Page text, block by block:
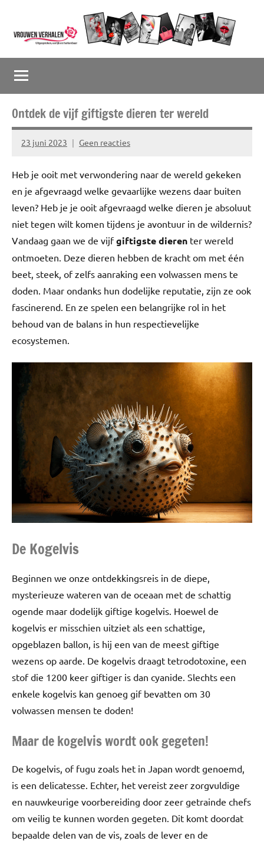
inhoud
springen
Vrouwenverhalen
en
herkenbaar
Ontdek de vijf giftigste dieren ter wereld
23 juni 2023
Marion
Geen reacties
Heb je ooit met verwondering naar de wereld gekeken
en je afgevraagd welke gevaarlijke wezens daar buiten
leven? Heb je je ooit afgevraagd welke dieren je absoluut
niet tegen wilt komen tijdens je avontuur in de wildernis?
Vandaag gaan we de vijfgiftigste dieren ter wereld
ontmoeten. Deze dieren hebben de kracht om met één
beet, steek, of zelfs aanraking een volwassen mens te
doden. Maar ondanks hun dodelijke reputatie, zijn ze ook
fascinerend. En ze spelen een belangrijke rol in het
behoud van de balans in hun respectievelijke
ecosystemen.
De Kogelvis
Beginnen we onze ontdekkingsreis in de diepe,
mysterieuze wateren van de oceaan met de schattig
ogende maar dodelijk giftige kogelvis. Hoewel de
kogelvis er misschien uitziet als een schattige,
opgeblazen ballon, is hij een van de meest giftige
wezens op aarde. De kogelvis draagt tetrodotoxine, een
stof die 1200 keer giftiger is dan cyanide. Slechts een
enkele kogelvis kan genoeg gif bevatten om 30
volwassen mensen te doden!
Maar de kogelvis wordt ook gegeten!
De kogelvis, of fugu zoals het in Japan wordt genoemd,
is een delicatesse. Echter, het vereist zeer zorgvuldige
en nauwkeurige voorbereiding door zeer getrainde chefs
om veilig te kunnen worden gegeten. Dit komt doordat
bepaalde delen van de vis, zoals de lever en de